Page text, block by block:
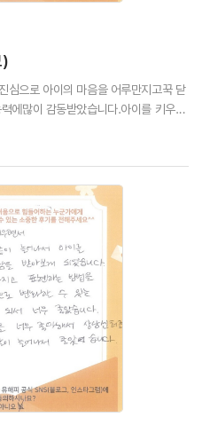
)
심으로 아이의 마음을 어루만지고꾹 닫
에많이 감동받았습니다.아이를 키우며